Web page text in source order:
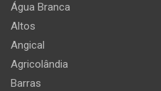
Água Branca
Altos
Angical
Agricolândia
Barras